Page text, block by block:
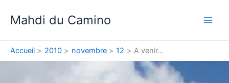
Mahdi du Camino
Accueil 2010 novembre 12 A venir…